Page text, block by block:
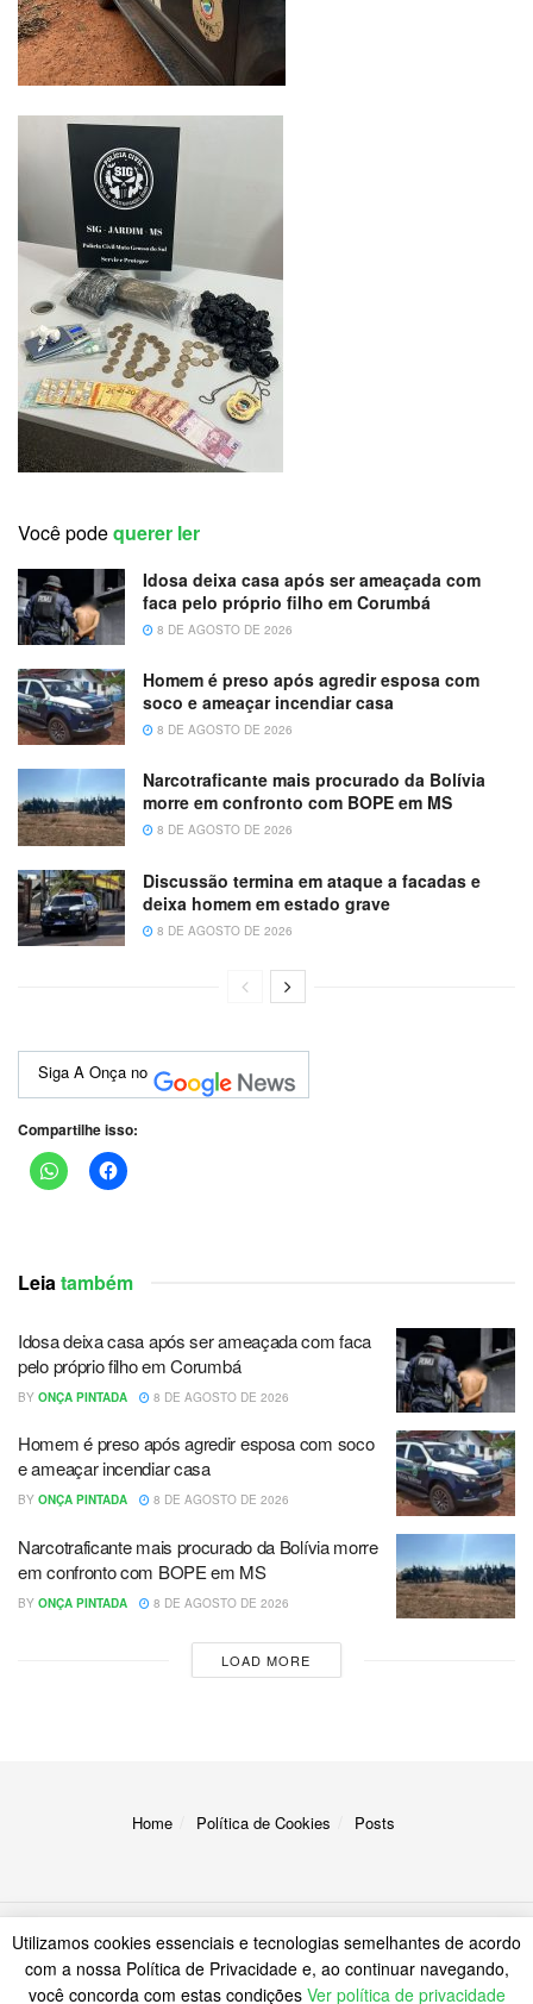
Você podequerer ler
Idosa deixa casa após ser ameaçada com
faca pelo próprio filho em Corumbá
8 DE AGOSTO DE 2026
Homem é preso após agredir esposa com
soco e ameaçar incendiar casa
8 DE AGOSTO DE 2026
Narcotraficante mais procurado da Bolívia
morre em confronto com BOPE em MS
8 DE AGOSTO DE 2026
Discussão termina em ataque a facadas e
deixa homem em estado grave
8 DE AGOSTO DE 2026
Siga A Onça no
Compartilhe isso:
Leia também
Idosa deixa casa após ser ameaçada com faca
pelo próprio filho em Corumbá
BY ONÇA PINTADA 8 DE AGOSTO DE 2026
Homem é preso após agredir esposa com soco
e ameaçar incendiar casa
BY ONÇA PINTADA 8 DE AGOSTO DE 2026
Narcotraficante mais procurado da Bolívia morre
em confronto com BOPE em MS
BY ONÇA PINTADA 8 DE AGOSTO DE 2026
LOAD MORE
Home Política de Cookies Posts
© 2023A Onça
Utilizamos cookies essenciais e tecnologias semelhantes de acordo
com a nossa Política de Privacidade e, ao continuar navegando,
você concorda com estas condições Ver política de privacidade